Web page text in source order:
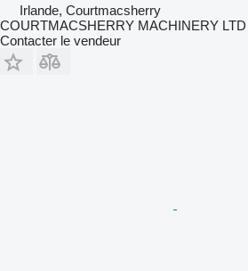
Irlande, Courtmacsherry
COURTMACSHERRY MACHINERY LTD
Contacter le vendeur